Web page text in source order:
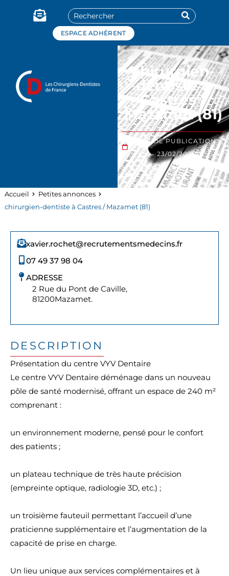
ESPACE ADHÉRENT
chirurgien-
dentiste à
Castres /
Mazamet (81)
DATE DE PUBLICATION :
23/02/2026
Accueil
Petites annonces
chirurgien-dentiste à Castres / Mazamet (81)
xavier.rochet@recrutementsmedecins.fr
07 49 37 98 04
ADRESSE
2 Rue du Pont de Caville,
81200Mazamet.
DESCRIPTION
Présentation du centre VYV Dentaire
Le centre VYV Dentaire déménage dans un nouveau
pôle de santé modernisé, offrant un espace de 240 m²
comprenant :
un environnement moderne, pensé pour le confort
des patients ;
un plateau technique de très haute précision
(empreinte optique, radiologie 3D, etc.) ;
un troisième fauteuil permettant l’accueil d’une
praticienne supplémentaire et l’augmentation de la
capacité de prise en charge.
Un lieu unique aux services complémentaires et à
Panneau de gestion des cookies